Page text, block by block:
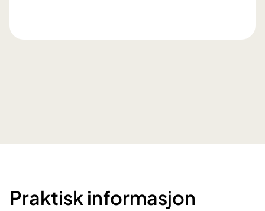
Praktisk informasjon